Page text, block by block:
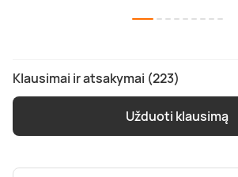
Klausimai ir atsakymai (223)
Užduoti klausimą